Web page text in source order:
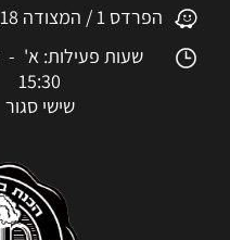
הפרדס 1 / המצודה 18, אזור
15:30
שישי סגור